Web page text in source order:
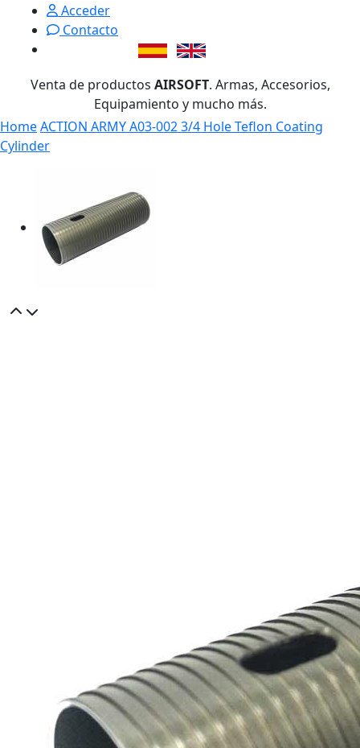
Acceder
Contacto
Venta de productos AIRSOFT. Armas, Accesorios,
Equipamiento y mucho más.
HomeACTION ARMY A03-002 3/4 Hole Teflon Coating
Cylinder